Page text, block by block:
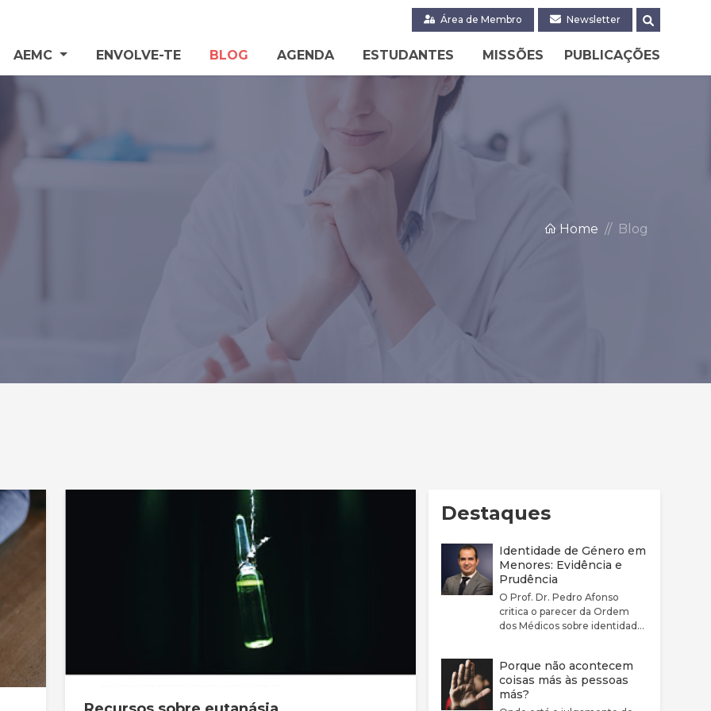
Área de Membro Newsletter
AEMC ENVOLVE-TE BLOG AGENDA ESTUDANTES MISSÕES PUBLICAÇÕES
Home Blog
Destaques
Identidade de Género em
Menores: Evidência e
Prudência
O Prof. Dr. Pedro Afonso
critica o parecer da Ordem
dos Médicos sobre identidade
adequadamente a
complexidade clínica nem a
fragilidade da evidência
Porque não acontecem
coisas más às pessoas
más?